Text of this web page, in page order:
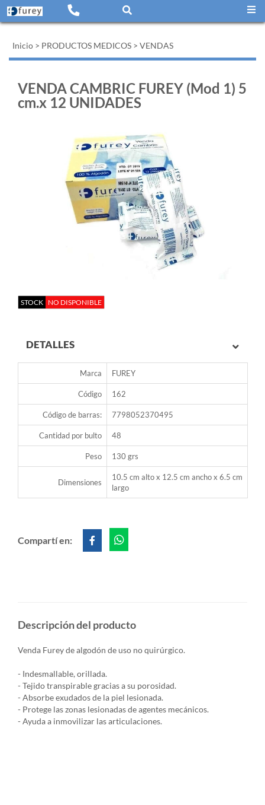
Inicio > PRODUCTOS MEDICOS > VENDAS
VENDA CAMBRIC FUREY (Mod 1) 5
cm.x 12 UNIDADES
STOCK NO DISPONIBLE
DETALLES
Marca FUREY
Código 162
Código de barras: 7798052370495
Cantidad por bulto 48
Peso 130 grs
Dimensiones
10.5 cm alto x 12.5 cm ancho x 6.5 cm
largo
Compartí en:
Descripción del producto
Venda Furey de algodón de uso no quirúrgico.
- Indesmallable, orillada.
- Tejido transpirable gracias a su porosidad.
- Absorbe exudados de la piel lesionada.
- Protege las zonas lesionadas de agentes mecánicos.
- Ayuda a inmovilizar las articulaciones.